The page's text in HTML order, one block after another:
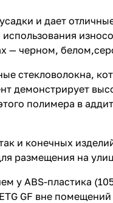
и дает
— черном,
стекловолокна,
демонстрирует
полимера в
и конечных
размещения на
у ABS-пластика
GF вне